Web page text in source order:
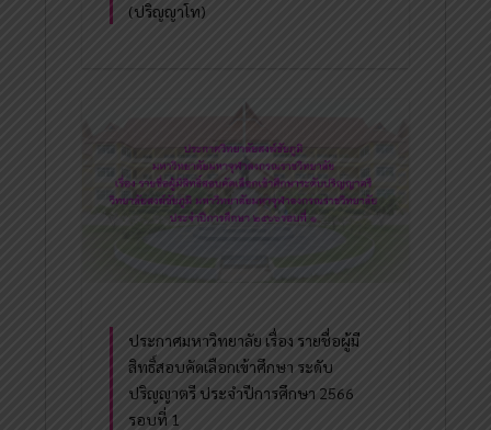
(ปริญญาโท)
ประกาศมหาวิทยาลัย เรื่อง รายชื่อผู้มี
สิทธิ์สอบคัดเลือกเข้าศึกษา ระดับ
ปริญญาตรี ประจำปีการศึกษา 2566
รอบที่ 1